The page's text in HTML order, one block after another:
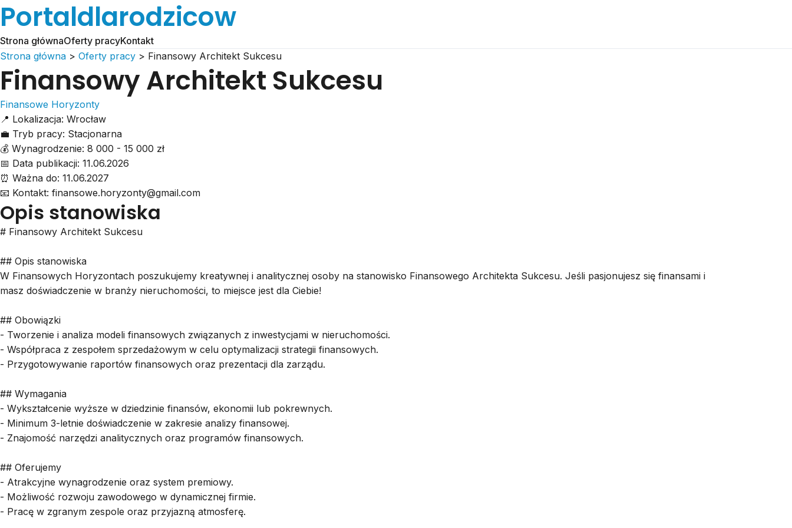
Portaldlarodzicow
Strona głównaOferty pracyKontakt
Strona główna > Oferty pracy > Finansowy Architekt Sukcesu
Finansowy Architekt Sukcesu
Finansowe Horyzonty
📍 Lokalizacja: Wrocław
💼 Tryb pracy: Stacjonarna
💰 Wynagrodzenie: 8 000 - 15 000 zł
📅 Data publikacji: 11.06.2026
⏰ Ważna do: 11.06.2027
📧 Kontakt: finansowe.horyzonty@gmail.com
Opis stanowiska
# Finansowy Architekt Sukcesu
## Opis stanowiska
W Finansowych Horyzontach poszukujemy kreatywnej i analitycznej osoby na stanowisko Finansowego Architekta Sukcesu. Jeśli pasjonujesz się finansami i
masz doświadczenie w branży nieruchomości, to miejsce jest dla Ciebie!
## Obowiązki
- Tworzenie i analiza modeli finansowych związanych z inwestycjami w nieruchomości.
- Współpraca z zespołem sprzedażowym w celu optymalizacji strategii finansowych.
- Przygotowywanie raportów finansowych oraz prezentacji dla zarządu.
## Wymagania
- Wykształcenie wyższe w dziedzinie finansów, ekonomii lub pokrewnych.
- Minimum 3-letnie doświadczenie w zakresie analizy finansowej.
- Znajomość narzędzi analitycznych oraz programów finansowych.
## Oferujemy
- Atrakcyjne wynagrodzenie oraz system premiowy.
- Możliwość rozwoju zawodowego w dynamicznej firmie.
- Pracę w zgranym zespole oraz przyjazną atmosferę.